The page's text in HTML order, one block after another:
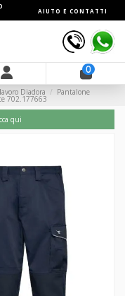
AIUTO E CONTATTI
0
Diadora Pantalone
702.177663
qui